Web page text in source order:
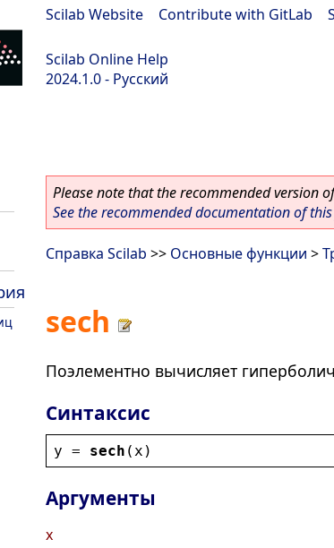
Scilab Website Contribute with GitLab
Scilab Online Help
2024.1.0 - Русский
Please note that the recommended version
See the recommended documentation of
Справка Scilab >> Основные функции >
sech
Поэлементно вычисляет
Синтаксис
y = sech ( x )
Аргументы
x